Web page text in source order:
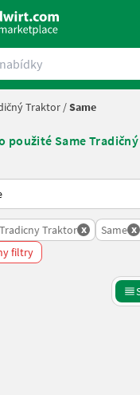
Traktor /Same
použité Same
na Landwirt.com
Tradicny Traktor x Same x
filtry